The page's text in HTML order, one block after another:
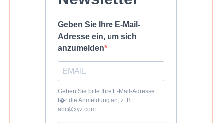
Geben Sie Ihre E-Mail-
Adresse ein, um sich
anzumelden
Geben Sie bitte Ihre E-Mail-Adresse
f�r die Anmeldung an, z. B.
abc@xyz.com.